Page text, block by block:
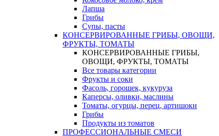
Лапша
Грибы
Супы, пасты
КОНСЕРВИРОВАННЫЕ ГРИБЫ, ОВОЩИ,
ФРУКТЫ, ТОМАТЫ
КОНСЕРВИРОВАННЫЕ ГРИБЫ,
ОВОЩИ, ФРУКТЫ, ТОМАТЫ
Все товары категории
Фрукты и соки
Фасоль, горошек, кукуруза
Каперсы, оливки, маслины
Томаты, огурцы, перец, артишоки
Грибы
Продукты из томатов
ПРОФЕССИОНАЛЬНЫЕ СМЕСИ